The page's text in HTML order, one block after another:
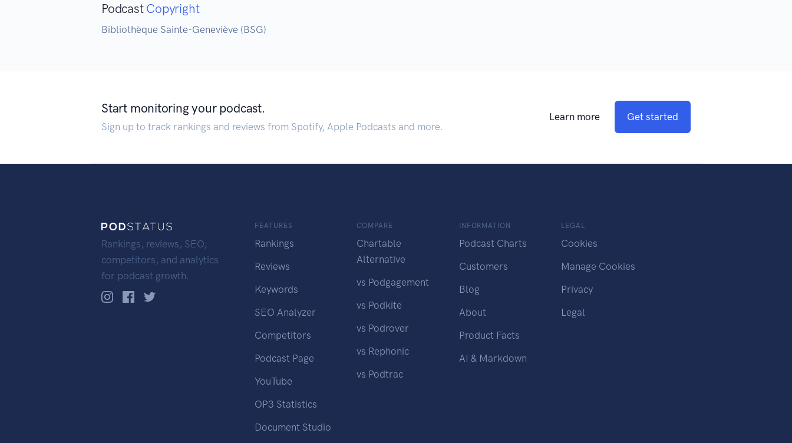
Podcast Copyright
Bibliothèque Sainte-Geneviève (BSG)
Start monitoring your podcast.
Sign up to track rankings and reviews from Spotify, Apple Podcasts and more.
Learn more Get started
Rankings, reviews, SEO,
competitors, and analytics
for podcast growth.
FEATURES
Rankings
Reviews
Keywords
SEO Analyzer
Competitors
Podcast Page
YouTube
OP3 Statistics
Document Studio
COMPARE
Chartable
Alternative
vs Podgagement
vs Podkite
vs Podrover
vs Rephonic
vs Podtrac
INFORMATION
Podcast Charts
Customers
Blog
About
Product Facts
AI & Markdown
LEGAL
Cookies
Manage Cookies
Privacy
Legal